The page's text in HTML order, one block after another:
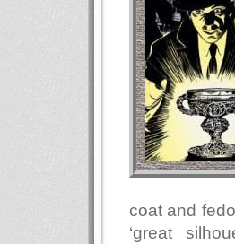
coat and
‘great